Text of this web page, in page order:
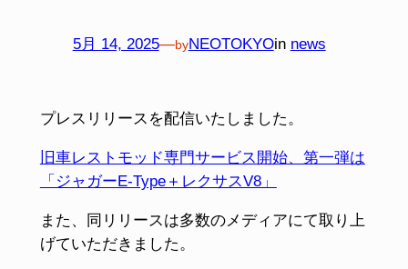
5月 14, 2025—byNEOTOKYOin news
プレスリリースを配信いたしました。
旧車レストモッド専門サービス開始、第⼀弾は
「ジャガーE‑Type＋レクサスV8」
また、同リリースは多数のメディアにて取り上
げていただきました。